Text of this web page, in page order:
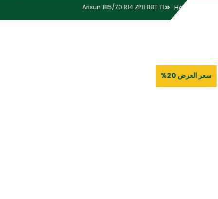
Home
Arisun 185/70 R14 ZP11 88T TL
سعر العرض 20%